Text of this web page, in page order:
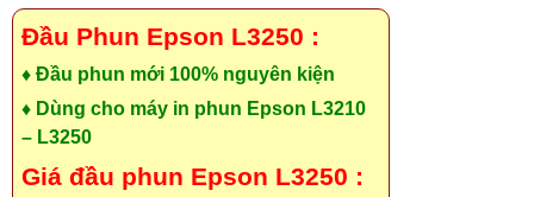
Đầu Phun Epson L3250 :
♦ Đầu phun mới 100% nguyên kiện
♦ Dùng cho máy in phun Epson L3210
– L3250
Giá đầu phun Epson L3250 :